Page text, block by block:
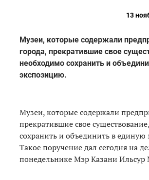
13
Музеи, которые содержали
города, прекратившие свое
необходимо сохранить и
экспозицию.
Музеи, которые содержали
прекратившие свое
сохранить и объединить в
Такое поручение дал сегодня на
понедельнике Мэр Казани